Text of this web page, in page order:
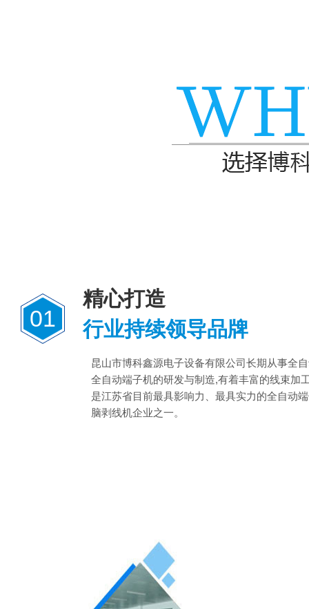
01
精心打造
行业持续领导品牌
昆山市博科鑫源电子设备有限公司长期从事全
全自动端子机的研发与制造,有着丰富的线束加
是江苏省目前最具影响力、最具实力的全自动
脑剥线机企业之一。